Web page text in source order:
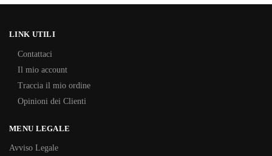
LINK UTILI
Contattaci
Il mio account
Traccia il mio ordine
Opinioni dei Clienti
MENU LEGALE
Avviso Legale